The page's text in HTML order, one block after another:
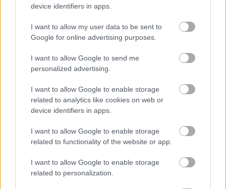
device identifiers in apps.
I want to allow my user data to be sent to
Google for online advertising purposes.
I want to allow Google to send me
personalized advertising.
I want to allow Google to enable storage
related to analytics like cookies on web or
device identifiers in apps.
I want to allow Google to enable storage
related to functionality of the website or app.
I want to allow Google to enable storage
related to personalization.